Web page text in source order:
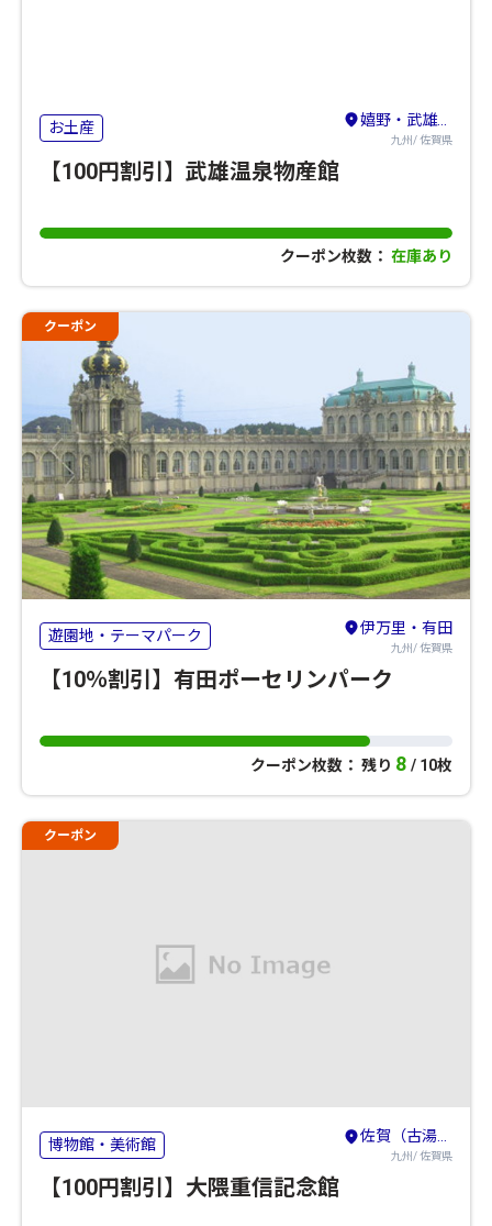
お土産 嬉野・武雄・太良
九州/ 佐賀県
【100円割引】武雄温泉物産館
クーポン枚数： 在庫あり
クーポン
遊園地・テーマパーク 伊万里・有田
九州/ 佐賀県
【10％割引】有田ポーセリンパーク
クーポン枚数： 残り 8 / 10枚
クーポン
博物館・美術館 佐賀（古湯・熊の川）・鳥栖・吉野ヶ里
九州/ 佐賀県
【100円割引】大隈重信記念館